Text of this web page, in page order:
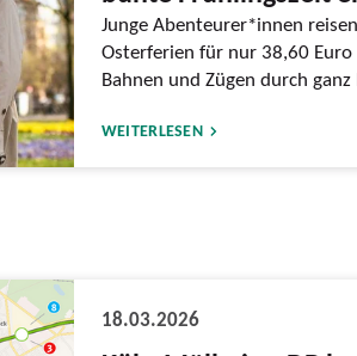
Junge Abenteurer*innen
Osterferien für nur 38,60 Euro
Bahnen und Zügen durch ganz
WEITERLESEN
18.03.2026